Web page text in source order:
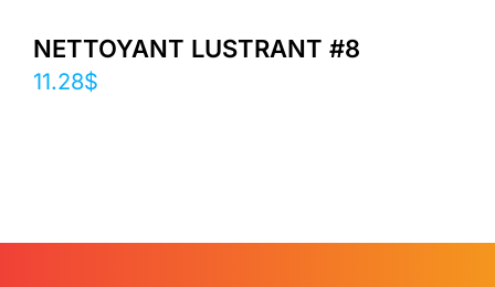
NETTOYANT LUSTRANT #8
11.28$